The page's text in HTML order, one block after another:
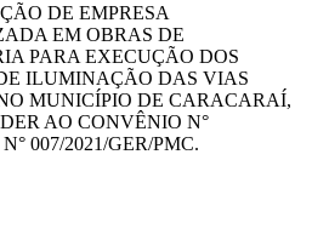
DE EMPRESA
EM OBRAS DE
PARA EXECUÇÃO DOS
ILUMINAÇÃO DAS VIAS
MUNICÍPIO DE CARACARAÍ,
AO CONVÊNIO N°
007/2021/GER/PMC.